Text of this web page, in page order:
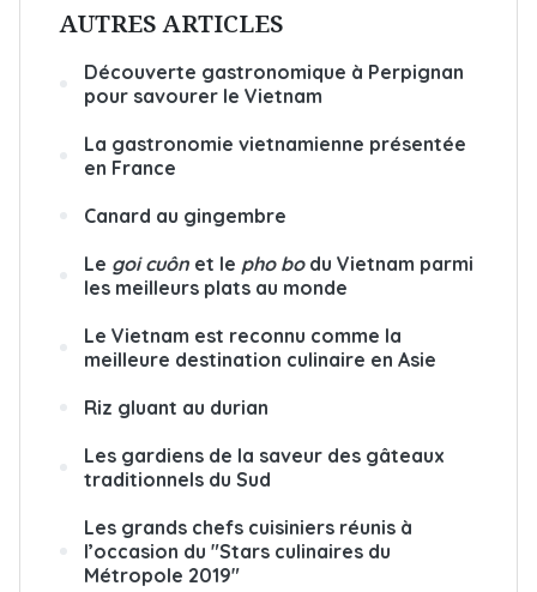
AUTRES ARTICLES
Découverte gastronomique à Perpignan
pour savourer le Vietnam
La gastronomie vietnamienne présentée
en France
Canard au gingembre
Le goi cuôn et le pho bodu Vietnam parmi
les meilleurs plats au monde
Le Vietnam est reconnu comme la
meilleure destination culinaire en Asie
Riz gluant au durian
Les gardiens de la saveur des gâteaux
traditionnels du Sud
Les grands chefs cuisiniers réunis à
l’occasion du "Stars culinaires du
Métropole 2019"